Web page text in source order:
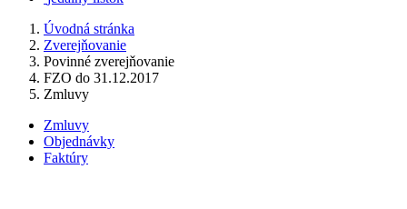
Úvodná stránka
Zverejňovanie
Povinné zverejňovanie
FZO do 31.12.2017
Zmluvy
Zmluvy
Objednávky
Faktúry